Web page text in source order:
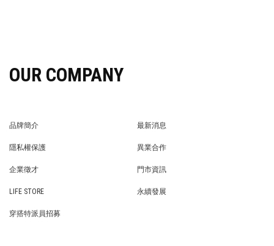
OUR COMPANY
品牌簡介
最新消息
隱私權保護
異業合作
企業徵才
門市資訊
LIFE STORE
永續發展
穿搭特派員招募